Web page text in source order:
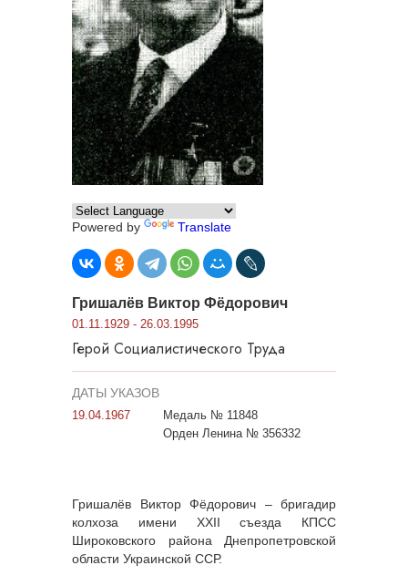
Powered by Translate
Гришалёв Виктор Фёдорович
01.11.1929 - 26.03.1995
Герой Социалистического Труда
ДАТЫ УКАЗОВ
19.04.1967
Медаль № 11848
Орден Ленина № 356332
Гришалёв Виктор Фёдорович – бригадир
колхоза имени XXII съезда КПСС
Широковского района Днепропетровской
области Украинской ССР.